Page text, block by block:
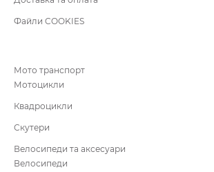
Файли COOKIES
Мото транспорт
Мотоцикли
Квадроцикли
Скутери
Велосипеди та аксесуари
Велосипеди